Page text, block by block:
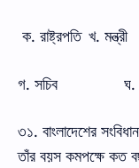
ক. রাষ্ট্রপতি খ. মন্ত্রী
গ. সচিব ঘ.
৩১. বাংলাদেশের
তাঁর বয়স কমপক্ষে কত